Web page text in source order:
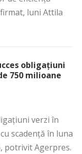
luni Attila
obligaţiuni
750 milioane
verzi în
scadenţă în luna
potrivit Agerpres.